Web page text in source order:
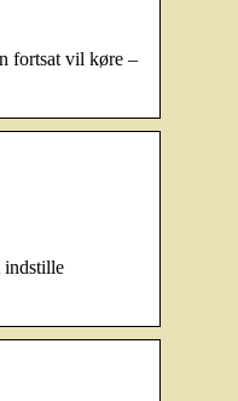
fortsat vil køre –
indstille